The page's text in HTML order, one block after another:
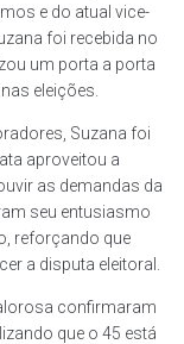
e do atual vice-
foi recebida no
um porta a porta
eleições.
Suzana foi
aproveitou a
as demandas da
seu entusiasmo
reforçando que
a disputa eleitoral.
confirmaram
que o 45 está